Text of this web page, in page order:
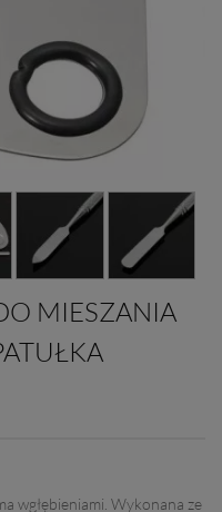
MIESZANIA
wgłębieniami. Wykonana ze